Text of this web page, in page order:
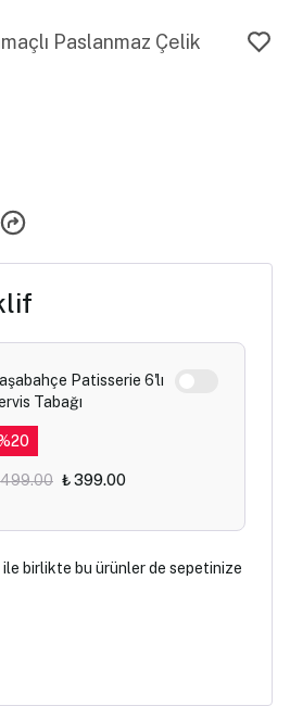
Paslanmaz Çelik
Patisserie 6'lı
Tabağı
20
₺ 399.00
birlikte bu ürünler de sepetinize